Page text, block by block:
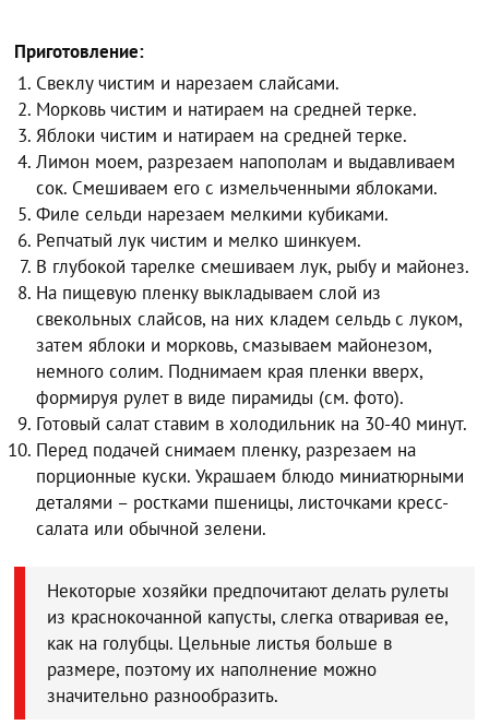
Приготовление:
Свеклу чистим и нарезаем слайсами.
Морковь чистим и натираем на средней терке.
Яблоки чистим и натираем на средней терке.
Лимон моем, разрезаем напополам и выдавливаем
сок. Смешиваем его с измельченными яблоками.
Филе сельди нарезаем мелкими кубиками.
Репчатый лук чистим и мелко шинкуем.
В глубокой тарелке смешиваем лук, рыбу и майонез.
На пищевую пленку выкладываем слой из
свекольных слайсов, на них кладем сельдь с луком,
затем яблоки и морковь, смазываем майонезом,
немного солим. Поднимаем края пленки вверх,
формируя рулет в виде пирамиды (см. фото).
Готовый салат ставим в холодильник на 30-40 минут.
Перед подачей снимаем пленку, разрезаем на
порционные куски. Украшаем блюдо миниатюрными
деталями – ростками пшеницы, листочками кресс-
салата или обычной зелени.
Некоторые хозяйки предпочитают делать рулеты
из краснокочанной капусты, слегка отваривая ее,
как на голубцы. Цельные листья больше в
размере, поэтому их наполнение можно
значительно разнообразить.